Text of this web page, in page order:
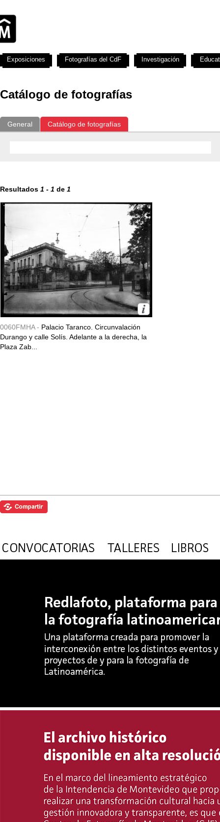
Catálogo de fotografías
General Catálogo de fotografías
Resultados 1 - 1 de 1
0060FMHA - Palacio Taranco. Circunvalación
Durango y calle Solís. Adelante a la derecha, la
Plaza Zab...
Exposiciones Fotografías del CdF Investigación